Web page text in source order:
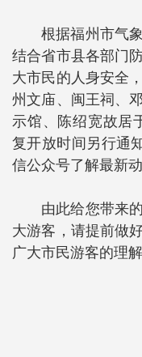
根据福州市气
结合省市县各部门
大市民的人身安全
州文庙、闽王祠、
示馆、陈绍宽故居
复开放时间另行通
信公众号了解最新动
由此给您带来
大游客，请提前做
广大市民游客的理解